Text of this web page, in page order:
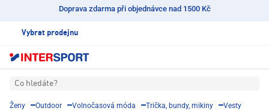
Doprava zdarma při objednávce nad 1500 Kč
Vybrat prodejnu
Co hledáte?
Ženy Outdoor Volnočasová móda Trička, bundy, mikiny
Vesty